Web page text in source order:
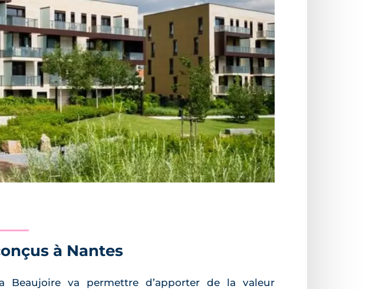
à Nantes
Beaujoire va permettre d’apporter de la valeur